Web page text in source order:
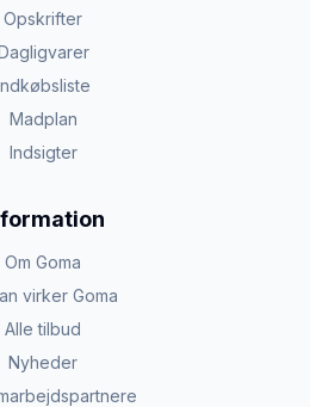
Opskrifter
Madplan
Indsigter
Om Goma
virker Goma
Alle tilbud
Nyheder